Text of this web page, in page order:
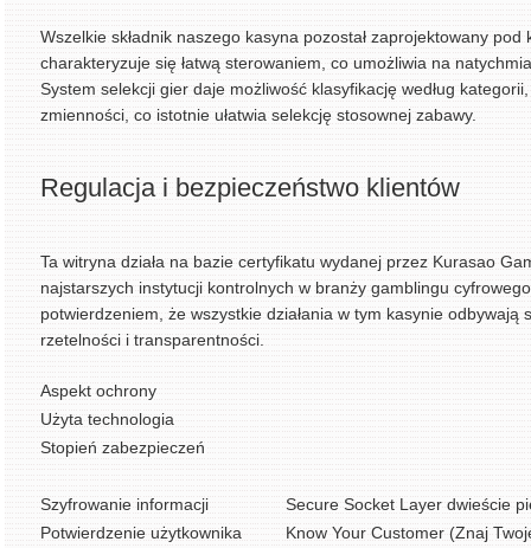
Wszelkie składnik naszego kasyna pozostał zaprojektowany
charakteryzuje się łatwą sterowaniem, co umożliwia na
System selekcji gier daje możliwość klasyfikację według
zmienności, co istotnie ułatwia selekcję stosownej zabawy.
Regulacja i bezpieczeństwo klientów
Ta witryna działa na bazie certyfikatu wydanej przez Kurasao
najstarszych instytucji kontrolnych w branży gamblingu
potwierdzeniem, że wszystkie działania w tym kasynie
rzetelności i transparentności.
Aspekt ochrony
Użyta technologia
Stopień zabezpieczeń
Szyfrowanie informacji
Secure Socket Layer dwieście
Potwierdzenie użytkownika
Know Your Customer (Znaj